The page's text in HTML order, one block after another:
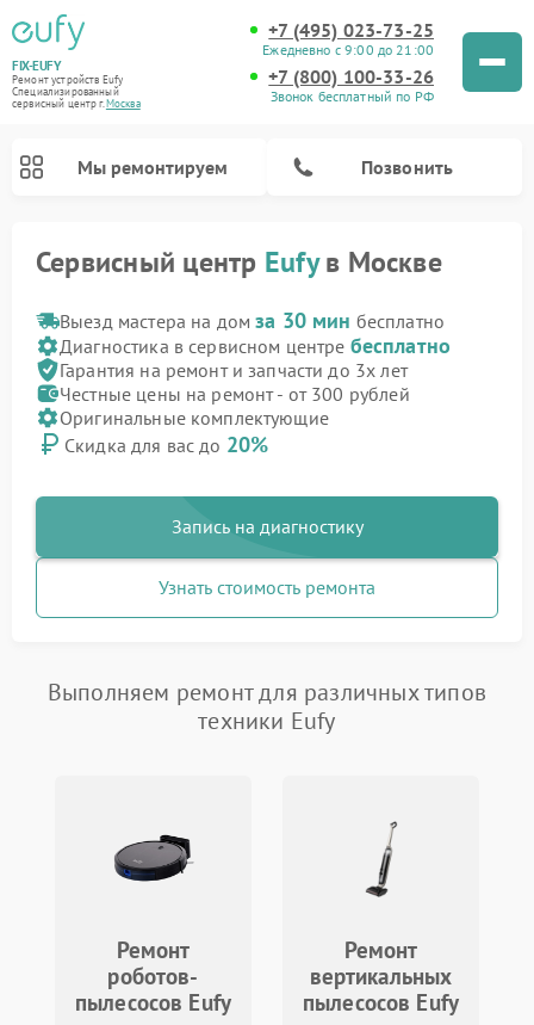
FIX-EUFY
Ремонт устройств Eufy
Специализированный
cервисный центр г.Москва
+7 (495) 023-73-25
Ежедневно с 9:00 до 21:00
+7 (800) 100-33-26
Звонок бесплатный по РФ
Мы ремонтируем Позвонить
Сервисный центр Eufyв Москве
Выезд мастера на домза 30 мин бесплатно
Диагностика в сервисном центре бесплатно
Гарантия на ремонт и запчасти до 3х лет
Честные цены на ремонт - от 300 рублей
Оригинальные комплектующие
Скидка для вас до 20%
Запись на диагностику
Узнать стоимость ремонта
Выполняем ремонт для различных типов
техники Eufy
Ремонт
роботов-
пылесосов Eufy
Ремонт
вертикальных
пылесосов Eufy